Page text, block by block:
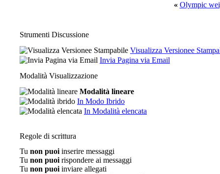
« Olympic
Strumenti Discussione
Visualizza Versionee
Invia Pagina via Email
Modalità Visualizzazione
Modalità lineare
In Modo Ibrido
In Modalità elencata
Regole di scrittura
Tu non puoi inserire messaggi
Tu non puoi rispondere ai messaggi
Tu non puoi inviare allegati